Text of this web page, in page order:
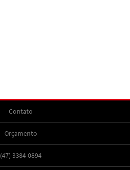
Contato
Orçamento
(47) 3384-0894